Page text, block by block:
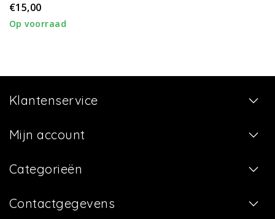
€15,00
Op voorraad
Klantenservice
Mijn account
Categorieën
Contactgegevens